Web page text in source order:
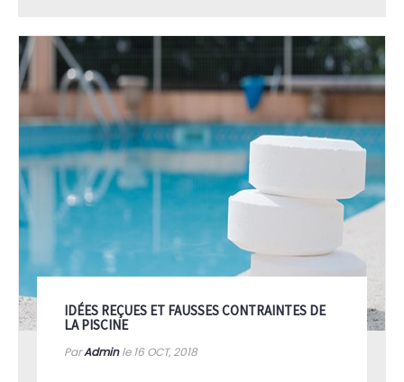
IDÉES REÇUES ET FAUSSES CONTRAINTES DE
LA PISCINE
ParAdminle 16 OCT, 2018